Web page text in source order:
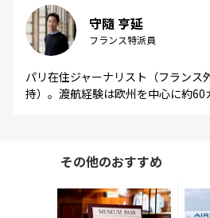
守隨 亨延
フランス特派員
パリ在住ジャーナリスト（フランス
持）。渡航経験は欧州を中心に約60
その他のおすすめ